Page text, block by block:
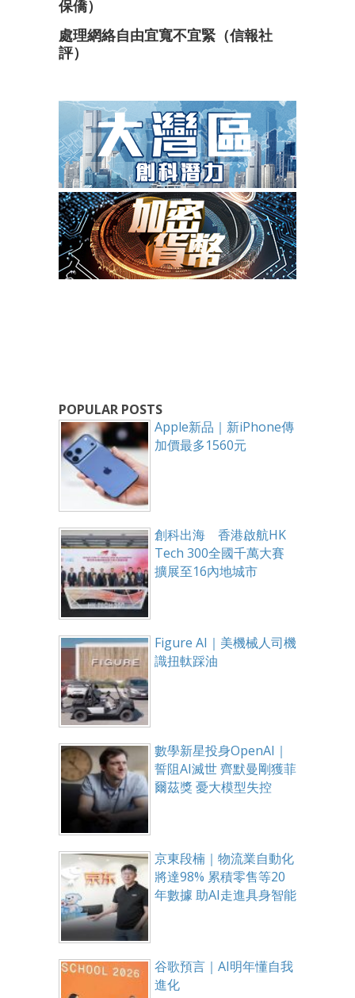
保僑）
處理網絡自由宜寬不宜緊（信報社
評）
POPULAR POSTS
Apple新品｜新iPhone傳
加價最多1560元
創科出海 香港啟航HK
Tech 300全國千萬大賽
擴展至16內地城市
Figure AI｜美機械人司機
識扭軚踩油
數學新星投身OpenAI｜
誓阻AI滅世 齊默曼剛獲菲
爾茲獎 憂大模型失控
京東段楠｜物流業自動化
將達98% 累積零售等20
年數據 助AI走進具身智能
谷歌預言｜AI明年懂自我
進化